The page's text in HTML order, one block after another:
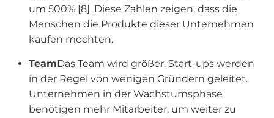
um 500% [8]. Diese Zahlen zeigen, dass die
Menschen die Produkte dieser Unternehmen
kaufen möchten.
TeamDas Team wird größer. Start-ups werden
in der Regel von wenigen Gründern geleitet.
Unternehmen in der Wachstumsphase
benötigen mehr Mitarbeiter, um weiter zu